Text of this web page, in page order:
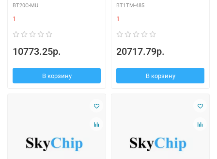
BT20C-MU
1
10773.25р.
В корзину
BT1TM-485
1
20717.79р.
В корзину